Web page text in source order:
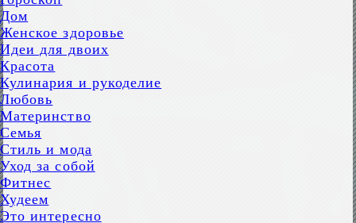
Дом
Женское здоровье
Идеи для двоих
Красота
Кулинария и рукоделие
Любовь
Материнство
Семья
Стиль и мода
Уход за собой
Фитнес
Худеем
Это интересно